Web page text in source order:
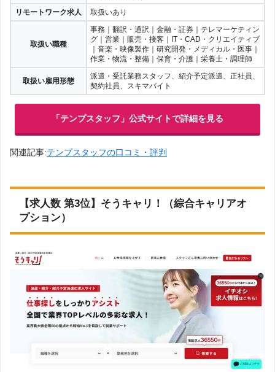
リモートワーク求人
取扱いあり
取扱い職種
事務｜翻訳・通訳｜金融・証券｜テレマーケティン
グ｜営業｜販売・接客｜IT・CAD・クリエイティブ
｜音楽・映像製作｜研究開発・メディカル・医事｜
作業・物流・整備｜保育・介護｜栄養士・調理師
取扱い雇用形態
派遣・受託業務スタッフ、紹介予定派遣、正社員、
契約社員、スキマバイト
「テンプスタッフ」公式サイトで詳細を見る
関連記事:テンプスタッフの口コミ・評判
【求人数 第3位】そうキャリ！（綜合キャリアオ
プション）